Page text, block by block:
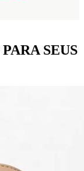
PARA SEUS